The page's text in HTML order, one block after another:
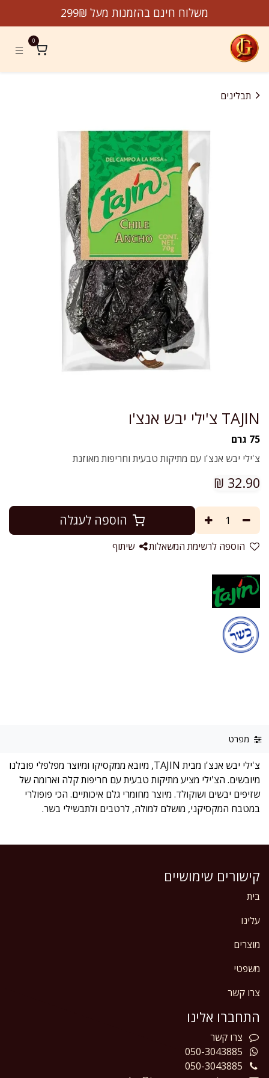
משלוח חינם בהזמנות מעל 299₪
0
תבלינים
TAJIN צ'ילי יבש אנצ'ו
75 גרם
צ'ילי יבש אנצ'ו עם מתיקות טבעית וחריפות מאוזנת
32.90
₪
הוספה לעגלה
הוספה לרשימת המשאלות שיתוף
מפרט
צ'ילי יבש אנצ'ו מבית TAJIN, מיובא ממקסיקו ומיוצר מפלפלי פובלנו
מיובשים. הצ'ילי מציע מתיקות טבעית עם חריפות קלה וארומה של
שזיפים יבשים ושוקולד. מיוצר מחומרי גלם איכותיים. הכי פופולרי
במטבח המקסיקני, מושלם למולה, לרטבים ולתבשילי בשר.
קישורים שימושיים
בית
עלינו
מוצרים
משפטי
צרו קשר
התחברו אלינו
צרו קשר
050-3043885
050-3043885